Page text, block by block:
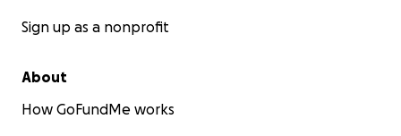
Sign up as a nonprofit
About
How GoFundMe works